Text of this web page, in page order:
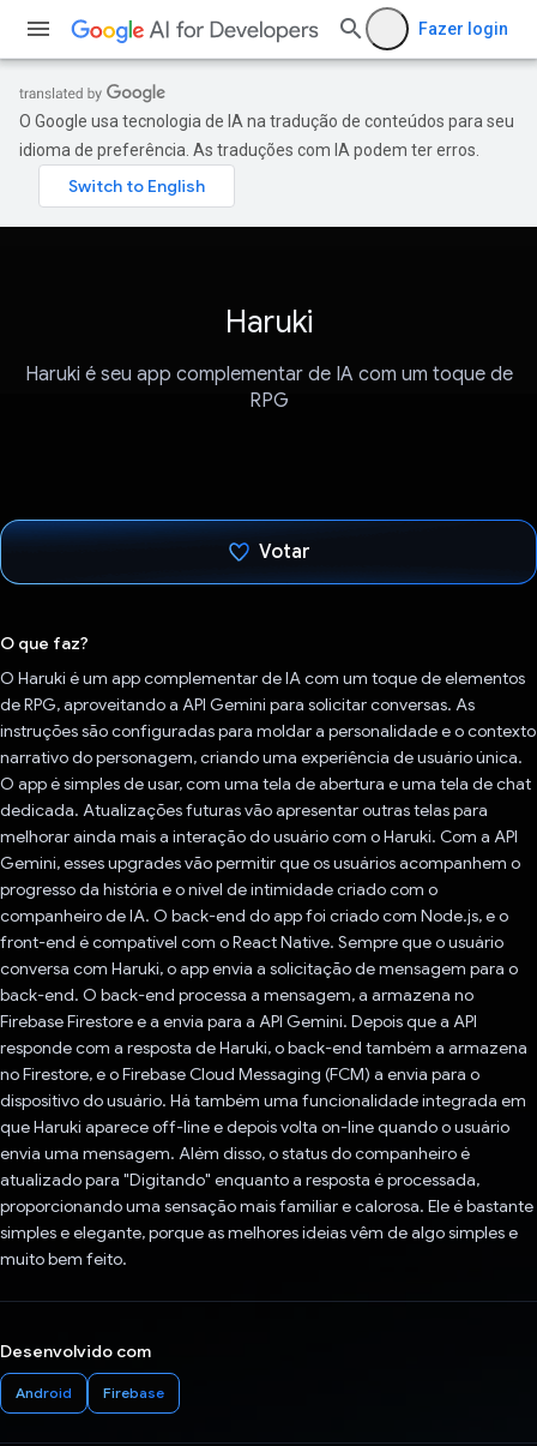
Fazer login
O Google usa tecnologia de IA na tradução de conteúdos para seu
idioma de preferência. As traduções com IA podem ter erros.
Haruki
Haruki é seu app complementar de IA com um toque de
RPG
Votar
O que faz?
O Haruki é um app complementar de IA com um toque de elementos
de RPG, aproveitando a API Gemini para solicitar conversas. As
instruções são configuradas para moldar a personalidade e o contexto
narrativo do personagem, criando uma experiência de usuário única.
O app é simples de usar, com uma tela de abertura e uma tela de chat
dedicada. Atualizações futuras vão apresentar outras telas para
melhorar ainda mais a interação do usuário com o Haruki. Com a API
Gemini, esses upgrades vão permitir que os usuários acompanhem o
progresso da história e o nível de intimidade criado com o
companheiro de IA. O back-end do app foi criado com Node.js, e o
front-end é compatível com o React Native. Sempre que o usuário
conversa com Haruki, o app envia a solicitação de mensagem para o
back-end. O back-end processa a mensagem, a armazena no
Firebase Firestore e a envia para a API Gemini. Depois que a API
responde com a resposta de Haruki, o back-end também a armazena
no Firestore, e o Firebase Cloud Messaging (FCM) a envia para o
dispositivo do usuário. Há também uma funcionalidade integrada em
que Haruki aparece off-line e depois volta on-line quando o usuário
envia uma mensagem. Além disso, o status do companheiro é
atualizado para "Digitando" enquanto a resposta é processada,
proporcionando uma sensação mais familiar e calorosa. Ele é bastante
simples e elegante, porque as melhores ideias vêm de algo simples e
muito bem feito.
Desenvolvido com
Android Firebase